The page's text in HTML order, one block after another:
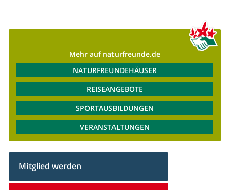
Mehr auf naturfreunde.de
NATURFREUNDEHÄUSER
REISEANGEBOTE
SPORTAUSBILDUNGEN
VERANSTALTUNGEN
Mitglied werden